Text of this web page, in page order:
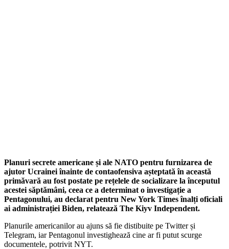
Planuri secrete americane și ale NATO pentru furnizarea de
ajutor Ucrainei înainte de contaofensiva așteptată în această
primăvară au fost postate pe rețelele de socializare la începutul
acestei săptămâni, ceea ce a determinat o investigație a
Pentagonului, au declarat pentru New York Times înalți oficiali
ai administrației Biden, relatează The Kiyv Independent.
Planurile americanilor au ajuns să fie distibuite pe Twitter și
Telegram, iar Pentagonul investighează cine ar fi putut scurge
documentele, potrivit NYT.